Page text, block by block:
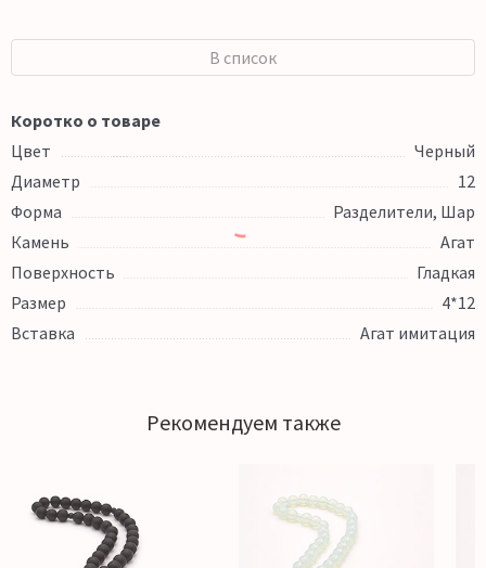
В список
Коротко о товаре
Цвет
Черный
Диаметр
12
Форма
Разделители, Шар
Камень
Агат
Поверхность
Гладкая
Размер
4*12
Вставка
Агат имитация
Рекомендуем также